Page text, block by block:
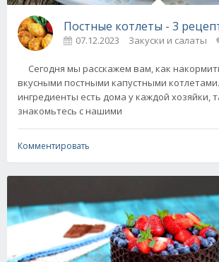
Постные котлеты - 3
07.12.2023 Закуски и салаты
Сегодня мы расскажем вам, как
вкусными постными капустными
ингредиенты есть дома у каждой хозяйки,
знакомьтесь с нашими
Комментировать